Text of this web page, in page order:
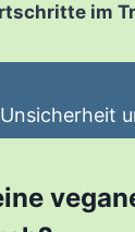
im